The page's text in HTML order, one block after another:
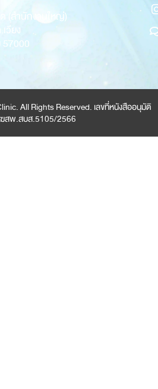
(สำนักงานใหญ่)
วียง
57000
All Rights Reserved. เลขที่หนังสืออนุมัติ
สพ.สบส.5105/2566